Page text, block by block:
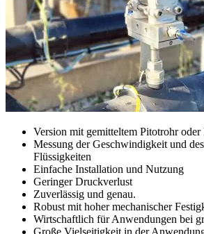
Version mit gemitteltem Pitotrohr
Messung der Geschwindigkeit und
Flüssigkeiten
Einfache Installation und Nutzung
Geringer Druckverlust
Zuverlässig und genau.
Robust mit hoher mechanischer
Wirtschaftlich für Anwendungen bei